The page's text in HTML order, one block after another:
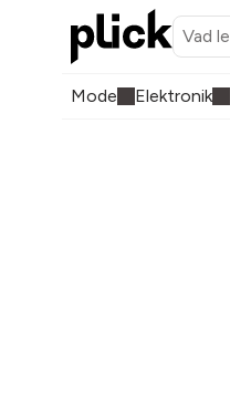
Mode Elektronik